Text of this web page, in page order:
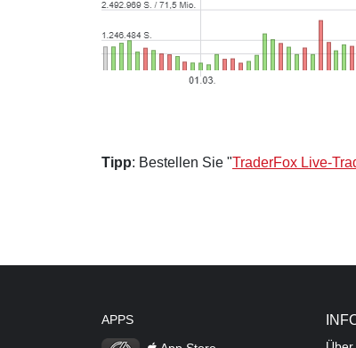
Tipp: Bestellen Sie "TraderFox Live-
APPS